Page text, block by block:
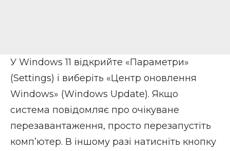
У Windows 11 відкрийте «Параметри»
(Settings) і виберіть «Центр оновлення
Windows» (Windows Update). Якщо
система повідомляє про очікуване
перезавантаження, просто перезапустіть
компʼютер. В іншому разі натисніть кнопку